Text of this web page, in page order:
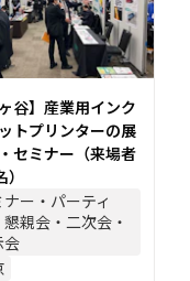
ヶ谷】産業用インク
トプリンターの展
セミナー（来場者
ー・パーティ
懇親会・二次会・
会